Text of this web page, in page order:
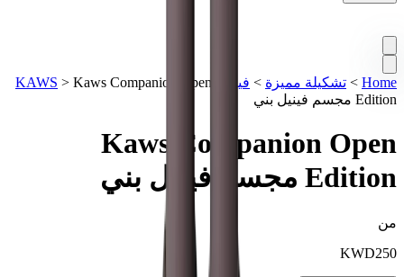
Home
> تشكيلة مميزة > فيغرز KAWS > Kaws Companion Open
Edition مجسم فينيل بني
Kaws Companion Open
Edition مجسم فينيل بني
من
KWD250